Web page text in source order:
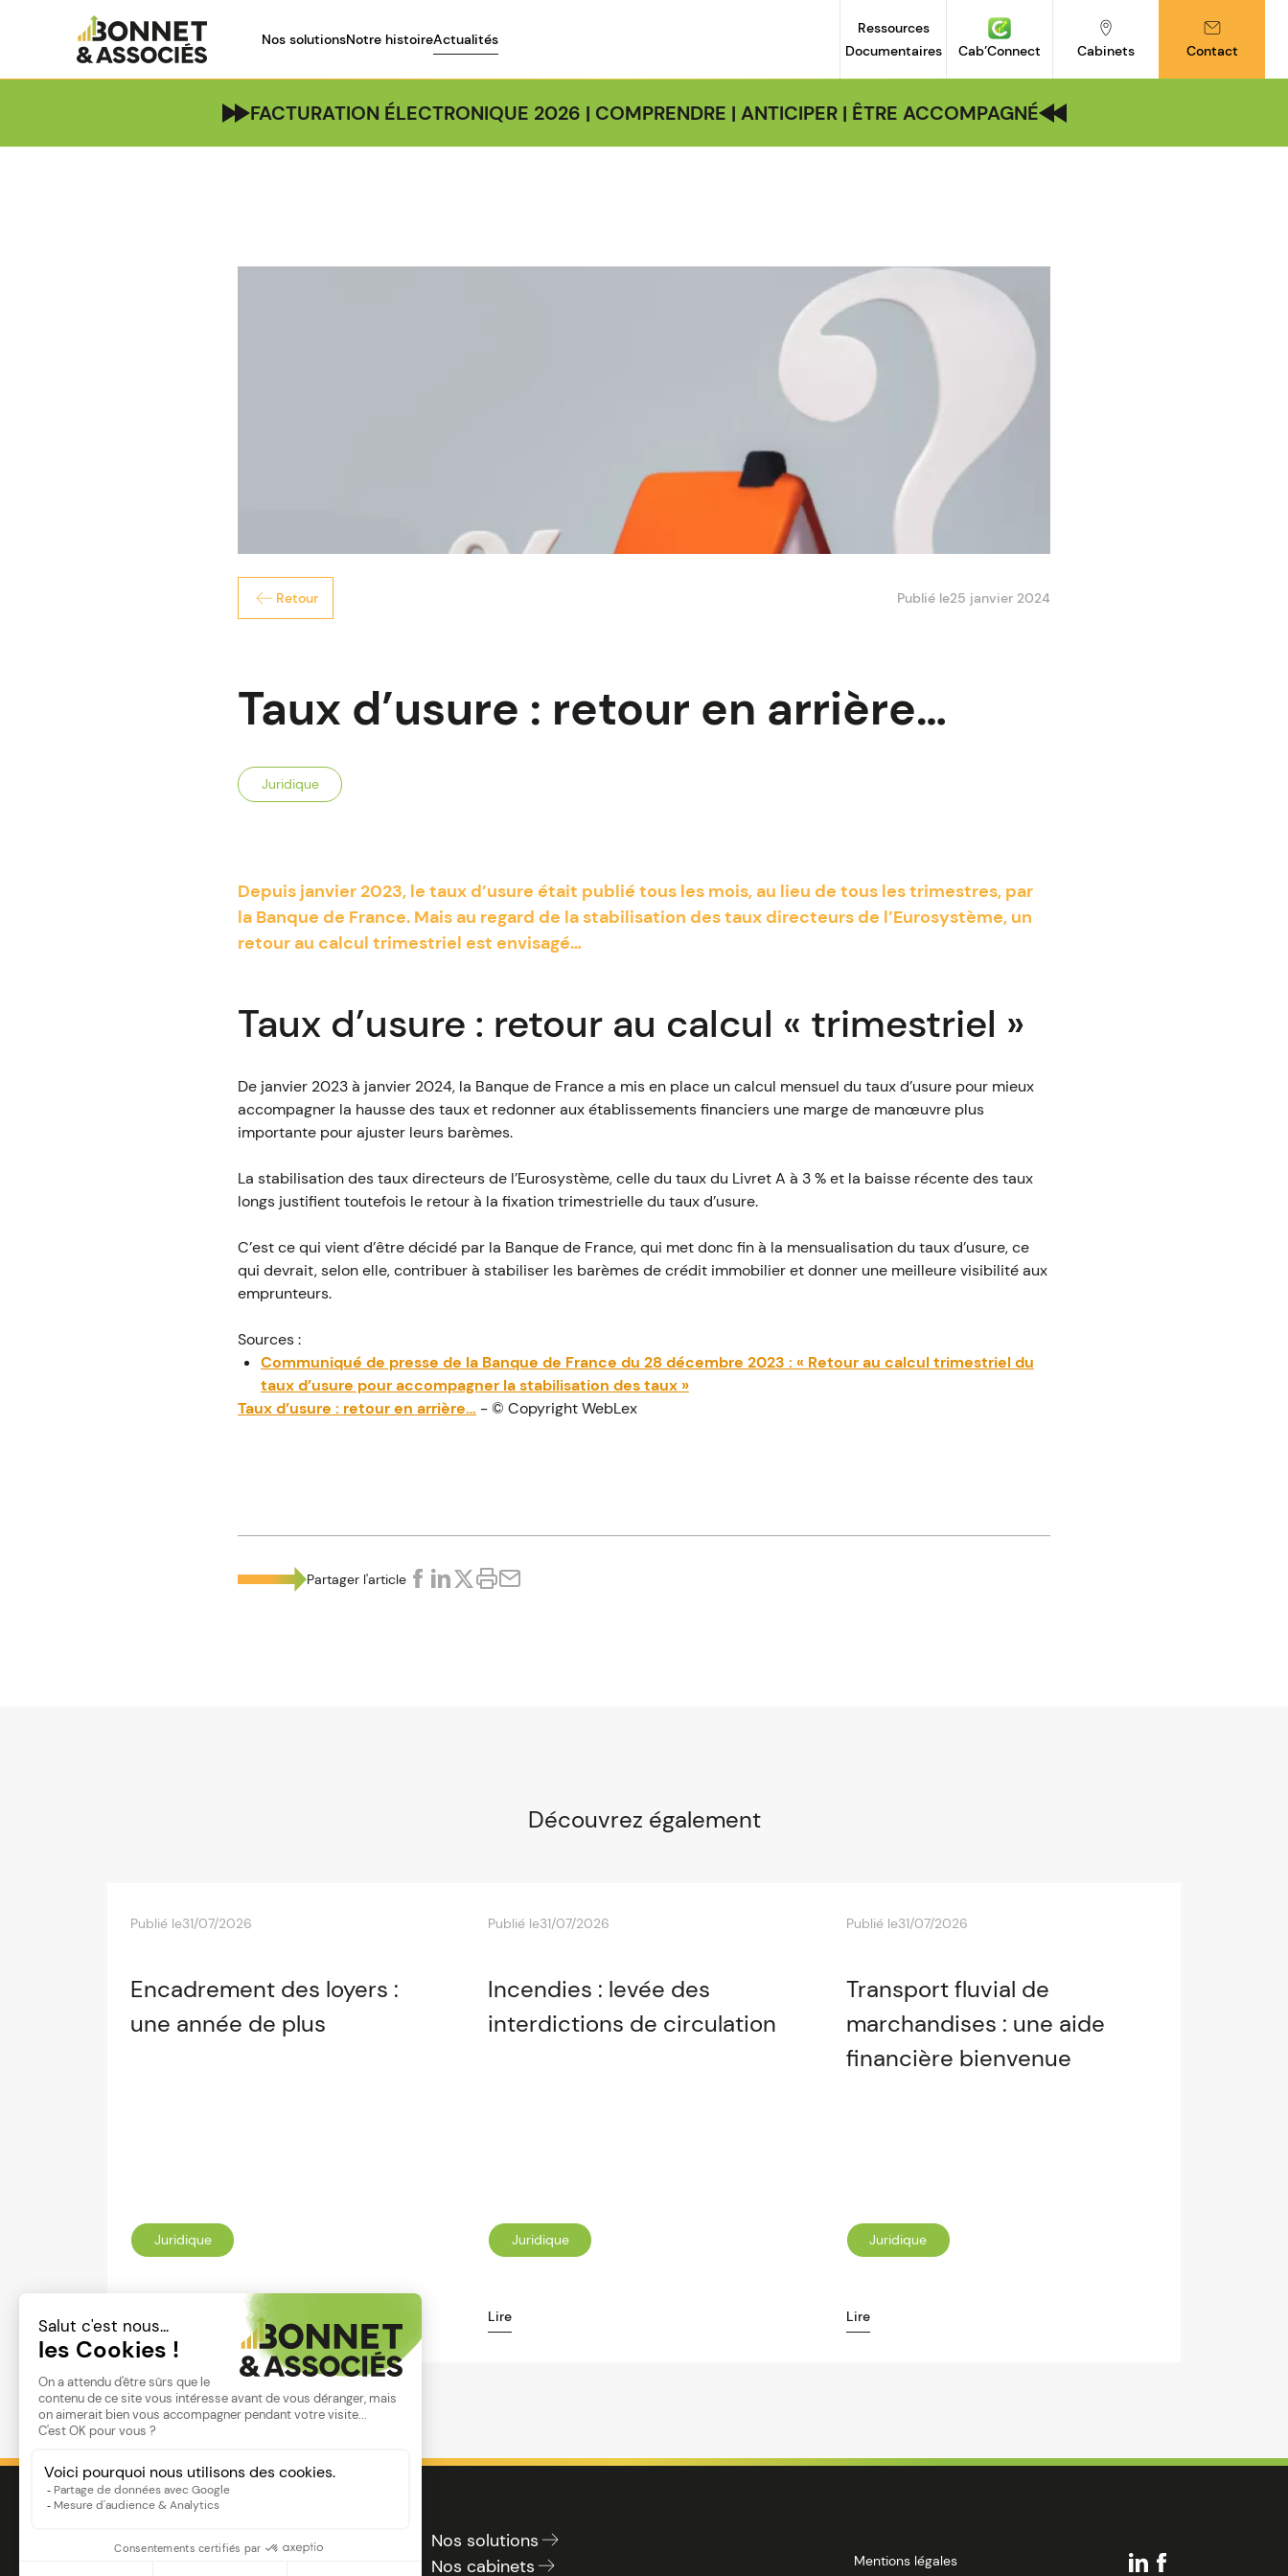
Nos solutionsNotre histoireActualités
Ressources
Documentaires
Cab’Connect Cabinets Contact
FACTURATION ÉLECTRONIQUE 2026 | COMPRENDRE | ANTICIPER | ÊTRE ACCOMPAGNÉ
Retour Publié le25 janvier 2024
Taux d’usure : retour en arrière…
Juridique
Depuis janvier 2023, le taux d’usure était publié tous les mois, au lieu de tous les trimestres, par
la Banque de France. Mais au regard de la stabilisation des taux directeurs de l’Eurosystème, un
retour au calcul trimestriel est envisagé…
Taux d’usure : retour au calcul « trimestriel »
De janvier 2023 à janvier 2024, la Banque de France a mis en place un calcul mensuel du taux d’usure pour mieux
accompagner la hausse des taux et redonner aux établissements financiers une marge de manœuvre plus
importante pour ajuster leurs barèmes.
La stabilisation des taux directeurs de l’Eurosystème, celle du taux du Livret A à 3 % et la baisse récente des taux
longs justifient toutefois le retour à la fixation trimestrielle du taux d’usure.
C’est ce qui vient d’être décidé par la Banque de France, qui met donc fin à la mensualisation du taux d’usure, ce
qui devrait, selon elle, contribuer à stabiliser les barèmes de crédit immobilier et donner une meilleure visibilité aux
emprunteurs.
Sources :
Communiqué de presse de la Banque de France du 28 décembre 2023 : « Retour au calcul trimestriel du
taux d’usure pour accompagner la stabilisation des taux »
Taux d’usure : retour en arrière… - © Copyright WebLex
Partager l'article
Découvrez également
Publié le31/07/2026
Encadrement des loyers :
une année de plus
Juridique
Publié le31/07/2026
Incendies : levée des
interdictions de circulation
Juridique
Lire
Publié le31/07/2026
Transport fluvial de
marchandises : une aide
financière bienvenue
Juridique
Lire
Nos solutions
Nos cabinets
Mentions légales